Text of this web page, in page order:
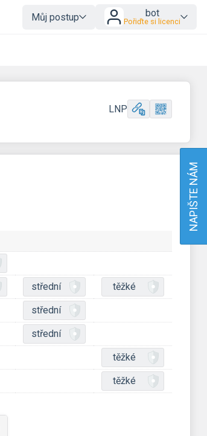
Můj postup bot
Pořiďte si licenci
LNP
střední těžké
střední
střední
těžké
těžké
NAPIŠTE NÁM